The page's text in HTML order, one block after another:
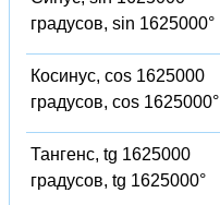
градусов, sin 1625000°
Косинус, cos 1625000
градусов, cos 1625000°
Тангенс, tg 1625000
градусов, tg 1625000°